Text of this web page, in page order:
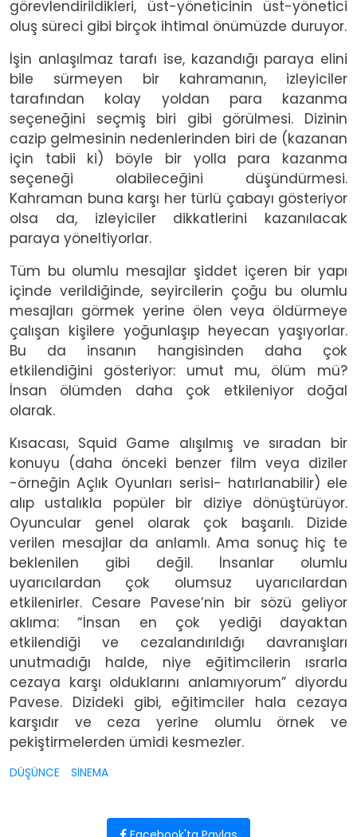
görevlendirildikleri, üst-yöneticinin üst-yönetici
oluş süreci gibi birçok ihtimal önümüzde duruyor.
İşin anlaşılmaz tarafı ise, kazandığı paraya elini
bile sürmeyen bir kahramanın, izleyiciler
tarafından kolay yoldan para kazanma
seçeneğini seçmiş biri gibi görülmesi. Dizinin
cazip gelmesinin nedenlerinden biri de (kazanan
için tabii ki) böyle bir yolla para kazanma
seçeneği olabileceğini düşündürmesi.
Kahraman buna karşı her türlü çabayı gösteriyor
olsa da, izleyiciler dikkatlerini kazanılacak
paraya yöneltiyorlar.
Tüm bu olumlu mesajlar şiddet içeren bir yapı
içinde verildiğinde, seyircilerin çoğu bu olumlu
mesajları görmek yerine ölen veya öldürmeye
çalışan kişilere yoğunlaşıp heyecan yaşıyorlar.
Bu da insanın hangisinden daha çok
etkilendiğini gösteriyor: umut mu, ölüm mü?
İnsan ölümden daha çok etkileniyor doğal
olarak.
Kısacası, Squid Game alışılmış ve sıradan bir
konuyu (daha önceki benzer film veya diziler
-örneğin Açlık Oyunları serisi- hatırlanabilir) ele
alıp ustalıkla popüler bir diziye dönüştürüyor.
Oyuncular genel olarak çok başarılı. Dizide
verilen mesajlar da anlamlı. Ama sonuç hiç te
beklenilen gibi değil. İnsanlar olumlu
uyarıcılardan çok olumsuz uyarıcılardan
etkilenirler. Cesare Pavese’nin bir sözü geliyor
aklıma: “İnsan en çok yediği dayaktan
etkilendiği ve cezalandırıldığı davranışları
unutmadığı halde, niye eğitimcilerin ısrarla
cezaya karşı olduklarını anlamıyorum” diyordu
Pavese. Dizideki gibi, eğitimciler hala cezaya
karşıdır ve ceza yerine olumlu örnek ve
pekiştirmelerden ümidi kesmezler.
DÜŞÜNCE SİNEMA